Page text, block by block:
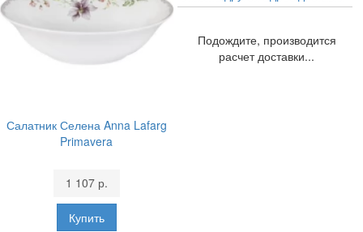
Салатник Селена Anna Lafarg
Primavera
1 107 р.
Подождите, производится
расчет доставки...